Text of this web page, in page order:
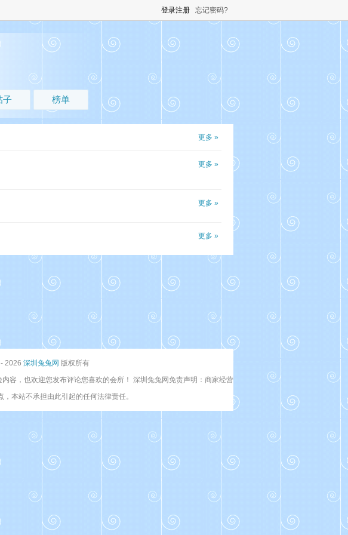
忘记密码?
注册
登录
子 榜单
更多 »
更多 »
更多 »
更多 »
2026 深圳兔兔网 版权所有
容，也欢迎您发布评论您喜欢的会所！ 深圳兔兔网免责声明：商家经营
本站不承担由此引起的任何法律责任。